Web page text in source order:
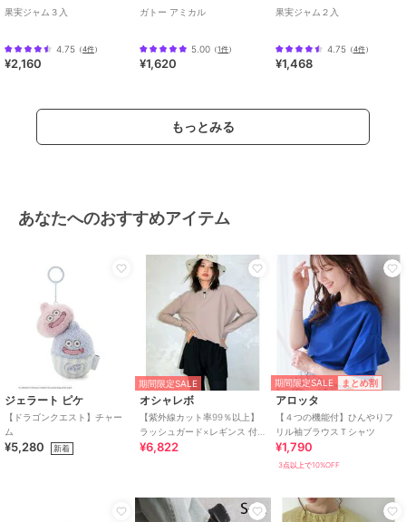
果実ジャム３入
4.75 （4件）
¥2,160
ガトー アミカル
5.00 （1件）
¥1,620
果実ジャム２入
4.75（4件）
¥1,468
もっとみる
あなたへのおすすめアイテム
ジェラート ピケ
【ドラゴンクエスト】チャー
ム
¥5,280 新着
期間限定SALE
オシャレボ
【紫外線カット率99％以上】
ラッシュガード×レギンス 付
き タンキニ
¥6,822
期間限定SALE まとめ割
アロッタ
【４つの機能付】ひんやりフ
リル袖ブラウスＴシャツ
¥1,790
3点以上で10%OFF